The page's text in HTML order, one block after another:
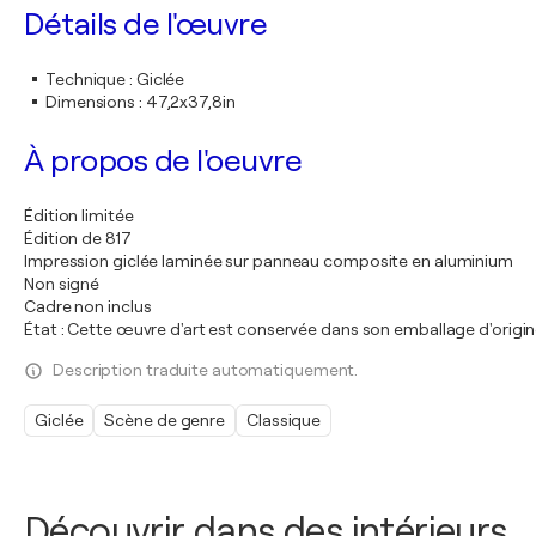
Détails de l'œuvre
Technique: Giclée
Dimensions : 47,2x37,8in
À propos de l'oeuvre
Édition limitée
Édition de 817
Impression giclée laminée sur panneau composite en aluminium
Non signé
Cadre non inclus
État : Cette œuvre d'art est conservée dans son emballage
Description traduite automatiquement.
Giclée Scène de genre Classique